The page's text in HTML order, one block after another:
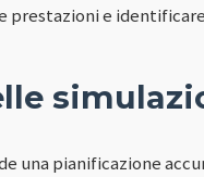
e
una pianificazione